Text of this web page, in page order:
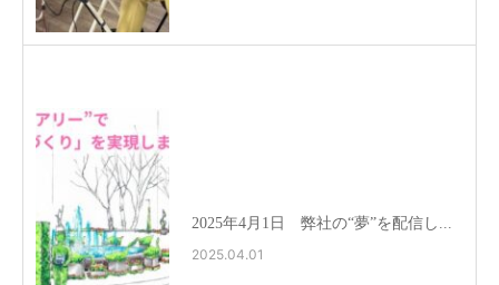
2025年4月1日 弊社の“夢”を配信し...
2025.04.01